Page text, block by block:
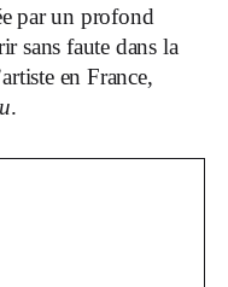
par un profond
sans faute dans la
en France,
.